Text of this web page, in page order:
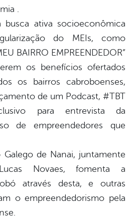
.
ativa socioeconômica
do MEIs, como
BAIRRO EMPREENDEDOR”
os benefícios ofertados
os bairros cabroboenses,
de um Podcast, #TBT
para entrevista da
de empreendedores que
de Nanai, juntamente
Novaes, fomenta a
através desta, e outras
o empreendedorismo pela